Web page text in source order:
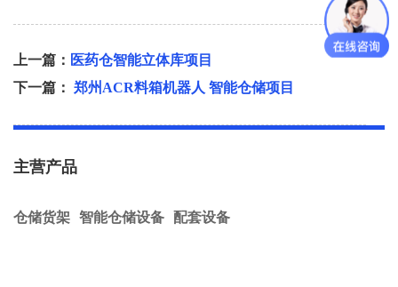
上一篇： 医药仓智能立体库项目
下一篇： 郑州ACR料箱机器人 智能仓储项目
主营产品
仓储货架 智能仓储设备 配套设备